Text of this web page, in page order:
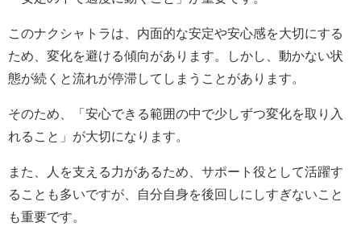
このナクシャトラは、内面的な安定や安心感を大切にする
ため、変化を避ける傾向があります。しかし、動かない状
態が続くと流れが停滞してしまうことがあります。
そのため、「安心できる範囲の中で少しずつ変化を取り入
れること」が大切になります。
また、人を支える力があるため、サポート役として活躍す
ることも多いですが、自分自身を後回しにしすぎないこと
も重要です。